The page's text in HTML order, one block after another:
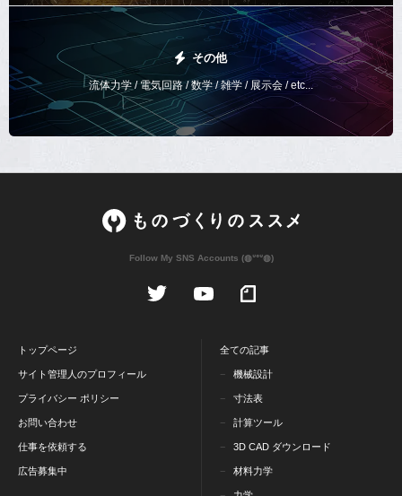
その他
流体力学 / 電気回路 / 数学 / 雑学 / 展示会 / etc...
Follow My SNS Accounts (◍ᐡᐤᐡ◍)
トップページ
サイト管理人のプロフィール
プライバシー ポリシー
お問い合わせ
仕事を依頼する
広告募集中
全ての記事
機械設計
寸法表
計算ツール
3D CAD ダウンロード
材料力学